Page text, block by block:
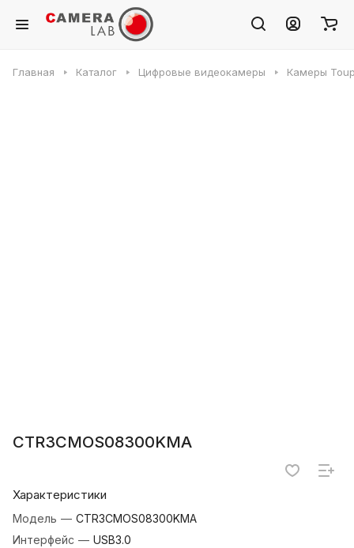
Главная Каталог Цифровые видеокамеры Камеры
CTR3CMOS08300KMA
Характеристики
Модель — CTR3CMOS08300KMA
Интерфейс — USB3.0